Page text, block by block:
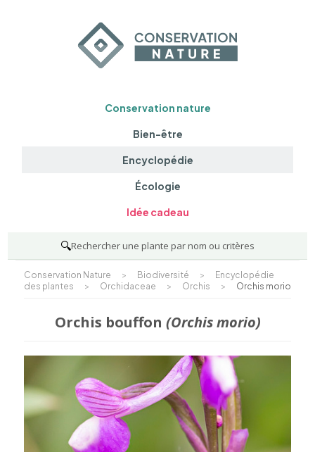
Conservation nature
Bien-être
Encyclopédie
Écologie
Idée cadeau
🔍Rechercher une plante par nom ou critères
Conservation Nature > Biodiversité >
Encyclopédie
des plantes
> Orchidaceae > Orchis > Orchis morio
Orchis bouffon (Orchis morio)